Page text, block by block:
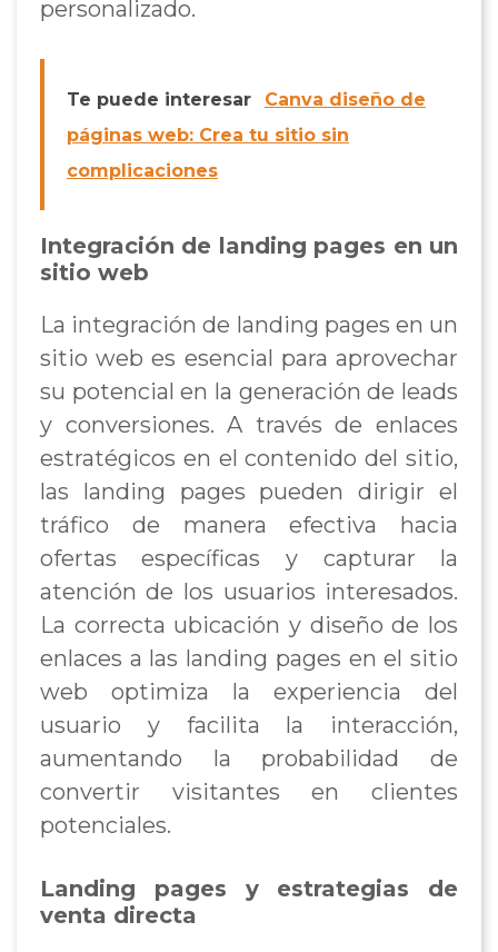
personalizado.
Te puede interesar
Canva diseño de
páginas web: Crea tu sitio sin
complicaciones
Integración de landing pages en un
sitio web
La integración de landing pages en un
sitio web es esencial para aprovechar
su potencial en la generación de leads
y conversiones. A través de enlaces
estratégicos en el contenido del sitio,
las landing pages pueden dirigir el
tráfico de manera efectiva hacia
ofertas específicas y capturar la
atención de los usuarios interesados.
La correcta ubicación y diseño de los
enlaces a las landing pages en el sitio
web optimiza la experiencia del
usuario y facilita la interacción,
aumentando la probabilidad de
convertir visitantes en clientes
potenciales.
Landing pages y estrategias de
venta directa